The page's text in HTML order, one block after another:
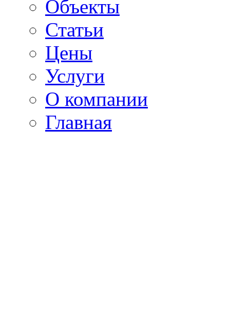
Объекты
Статьи
Цены
Услуги
О компании
Главная